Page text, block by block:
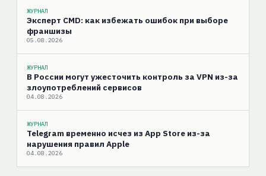
ЖУРНАЛ
Эксперт CMD: как избежать ошибок при выборе
франшизы
05.08.2026
ЖУРНАЛ
В России могут ужесточить контроль за VPN из-за
злоупотреблений сервисов
04.08.2026
ЖУРНАЛ
Telegram временно исчез из App Store из-за
нарушения правил Apple
04.08.2026